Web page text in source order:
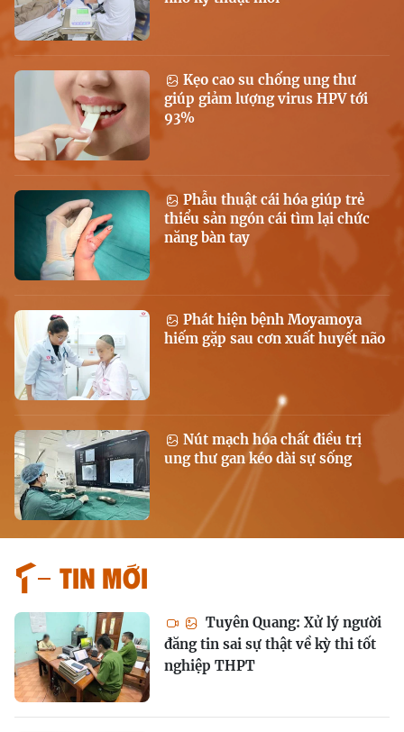
Kẹo cao su chống ung thư
giúp giảm lượng virus HPV tới
93%
Phẫu thuật cái hóa giúp trẻ
thiểu sản ngón cái tìm lại chức
năng bàn tay
Phát hiện bệnh Moyamoya
hiếm gặp sau cơn xuất huyết não
Nút mạch hóa chất điều trị
ung thư gan kéo dài sự sống
Tin mới
Tuyên Quang: Xử lý người
đăng tin sai sự thật về kỳ thi tốt
nghiệp THPT